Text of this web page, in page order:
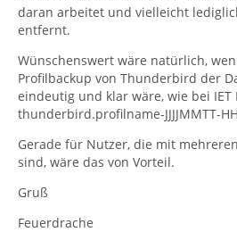
daran arbeitet und vielleicht
entfernt.
Wünschenswert wäre natürlich,
Profilbackup von Thunderbird der
eindeutig und klar wäre, wie bei IET
thunderbird.profilname-JJJJMMTT-
Gerade für Nutzer, die mit
sind, wäre das von Vorteil.
Gruß
Feuerdrache